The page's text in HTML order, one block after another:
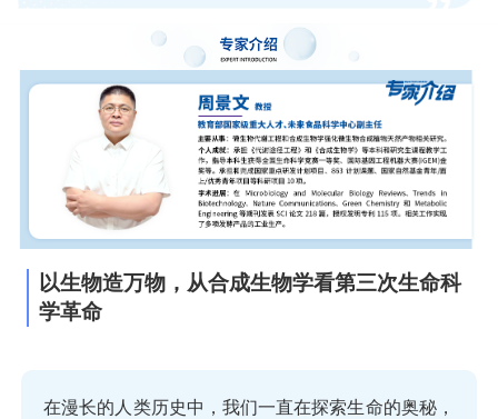
以生物造万物，从合成生物学看第三次生命科
学革命
在漫长的人类历史中，我们一直在探索生命的奥秘，